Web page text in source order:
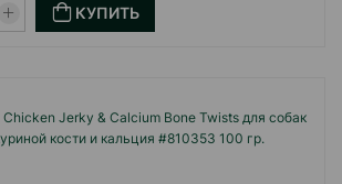
КУПИТЬ
Jerky & Calcium Bone Twists для собак
кости и кальция #810353 100 гр.